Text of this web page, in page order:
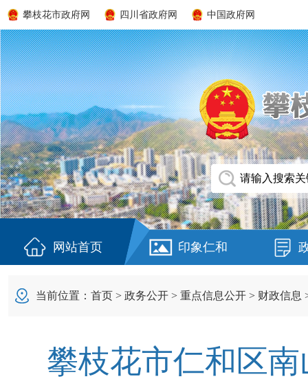
攀枝花市政府网 四川省政府网 中国政府网
网站首页 印象仁和
当前位置： 首页 > 政务公开 > 重点信息公开 > 财政信息
攀枝花市仁和区